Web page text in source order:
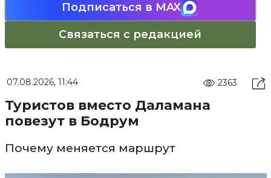
Подписаться в MAX
Связаться с редакцией
07.08.2026, 11:44 2363
Туристов вместо Даламана
повезут в Бодрум
Почему меняется маршрут